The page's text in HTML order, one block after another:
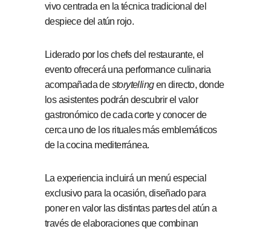
vivo centrada en la técnica tradicional del
despiece del atún rojo.
Liderado por los chefs del restaurante, el
evento ofrecerá una performance culinaria
acompañada destorytellingen directo, donde
los asistentes podrán descubrir el valor
gastronómico de cada corte y conocer de
cerca uno de los rituales más emblemáticos
de la cocina mediterránea.
La experiencia incluirá un menú especial
exclusivo para la ocasión, diseñado para
poner en valor las distintas partes del atún a
través de elaboraciones que combinan